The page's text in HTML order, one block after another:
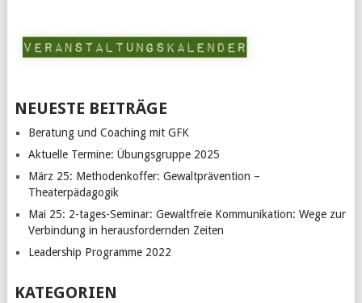
NEUESTE BEITRÄGE
Beratung und Coaching mit GFK
Aktuelle Termine: Übungsgruppe 2025
März 25: Methodenkoffer: Gewaltprävention –
Theaterpädagogik
Mai 25: 2-tages-Seminar: Gewaltfreie Kommunikation: Wege zur
Verbindung in herausfordernden Zeiten
Leadership Programme 2022
KATEGORIEN